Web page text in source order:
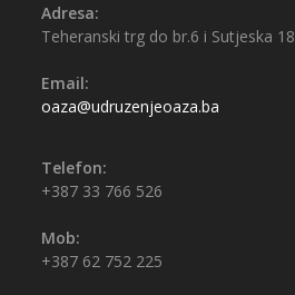
Adresa:
Teheranski trg do br.6 i Sutjeska 18
Email:
oaza@udruzenjeoaza.ba
Telefon:
+387 33 766 526
Mob:
+387 62 752 225